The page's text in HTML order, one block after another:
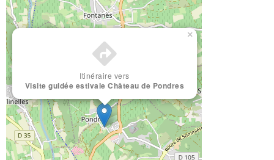
Itinéraire vers
Visite guidée estivale Château de Pondres
×